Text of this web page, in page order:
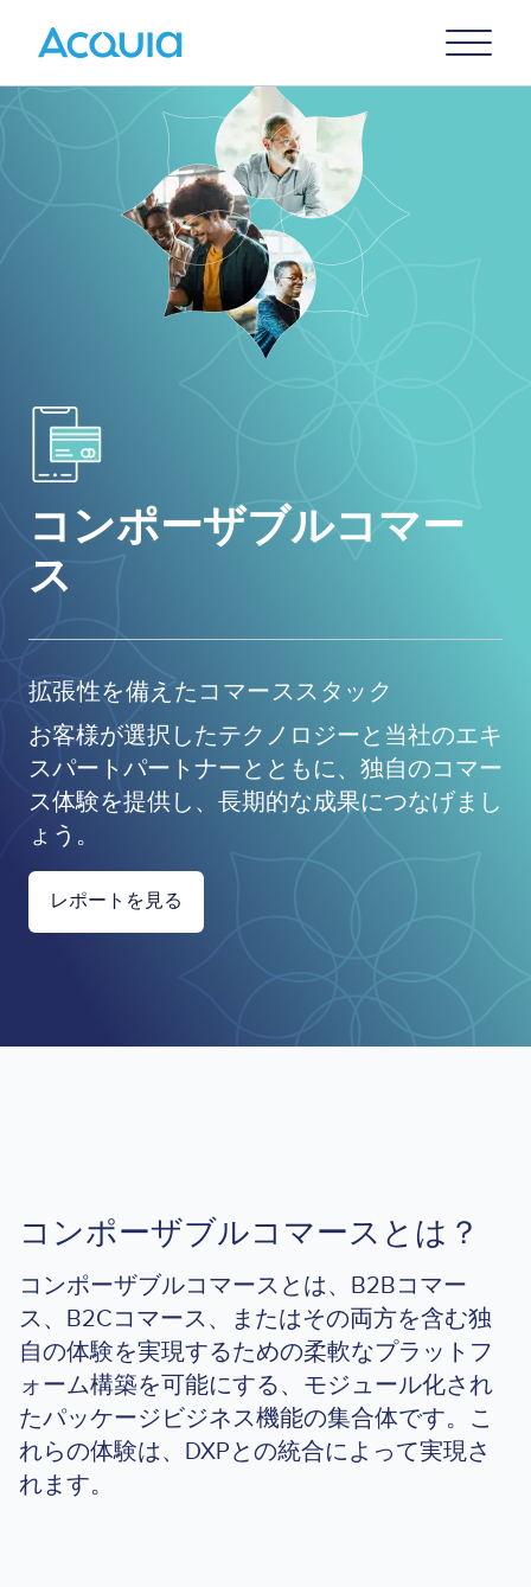
Menu
Image
コンポーザブルコマー
ス
拡張性を備えたコマーススタック
お客様が選択したテクノロジーと当社のエキ
スパートパートナーとともに、独自のコマー
ス体験を提供し、長期的な成果につなげまし
ょう。
レポートを見る
コンポーザブルコマースとは？
コンポーザブルコマースとは、B2Bコマー
ス、B2Cコマース、またはその両方を含む独
自の体験を実現するための柔軟なプラットフ
ォーム構築を可能にする、モジュール化され
たパッケージビジネス機能の集合体です。こ
れらの体験は、DXPとの統合によって実現さ
れます。